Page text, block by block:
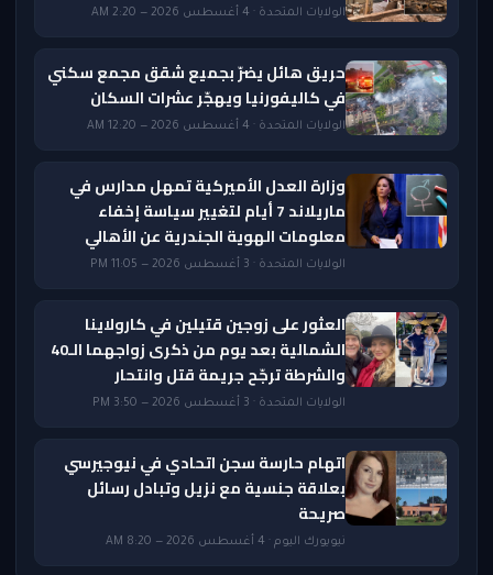
الولايات المتحدة · 4 أغسطس 2026 — 2:20 AM
حريق هائل يضرّ بجميع شقق مجمع سكني
في كاليفورنيا ويهجّر عشرات السكان
الولايات المتحدة · 4 أغسطس 2026 — 12:20 AM
وزارة العدل الأميركية تمهل مدارس في
ماريلاند 7 أيام لتغيير سياسة إخفاء
معلومات الهوية الجندرية عن الأهالي
الولايات المتحدة · 3 أغسطس 2026 — 11:05 PM
العثور على زوجين قتيلين في كارولاينا
الشمالية بعد يوم من ذكرى زواجهما الـ40
والشرطة ترجّح جريمة قتل وانتحار
الولايات المتحدة · 3 أغسطس 2026 — 3:50 PM
اتهام حارسة سجن اتحادي في نيوجيرسي
بعلاقة جنسية مع نزيل وتبادل رسائل
صريحة
نيويورك اليوم · 4 أغسطس 2026 — 8:20 AM